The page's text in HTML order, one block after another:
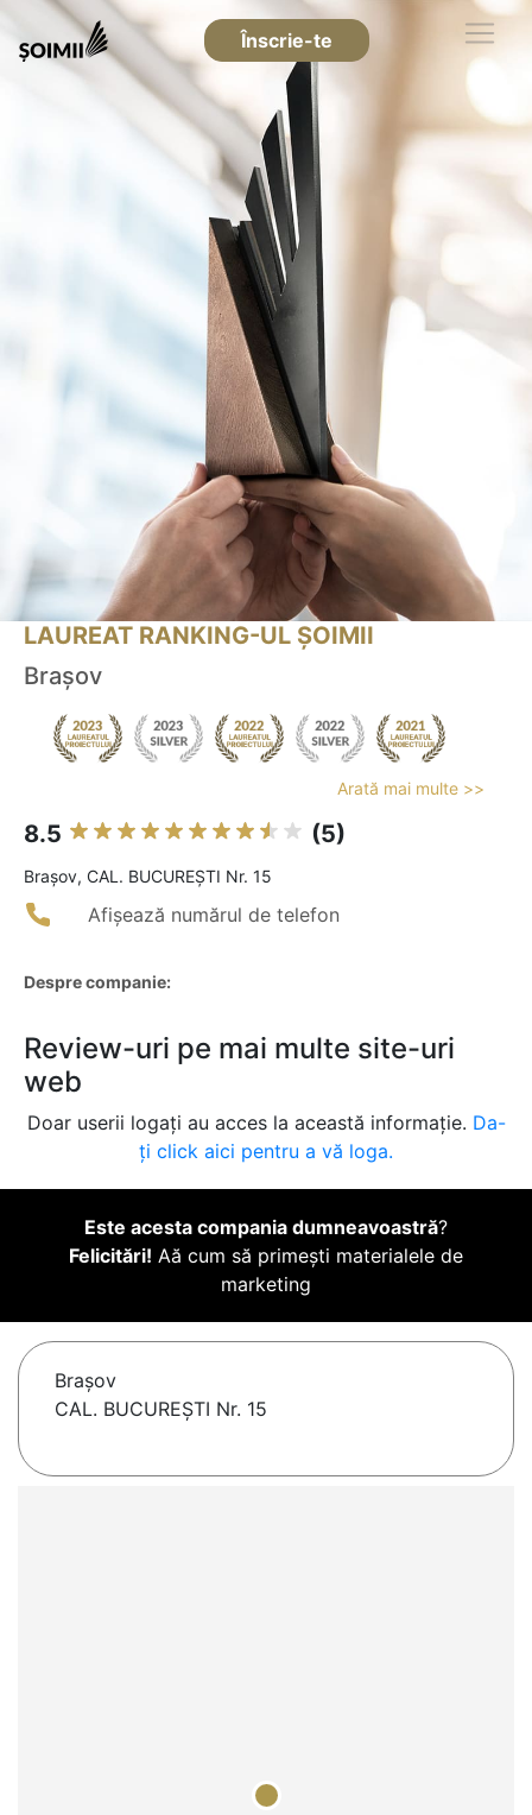
Înscrie-te
LAUREAT RANKING-UL ȘOIMII
Brașov
Arată mai multe >>
8.5 (5)
Braşov, CAL. BUCUREŞTI Nr. 15
Afișează numărul de telefon
Despre companie:
Review-uri pe mai multe site-uri
web
Doar userii logați au acces la această informație. Da-
ți click aici pentru a vă loga.
Este acesta compania dumneavoastră?
Felicitări! Aă cum să primești materialele de
marketing
Braşov
CAL. BUCUREŞTI Nr. 15